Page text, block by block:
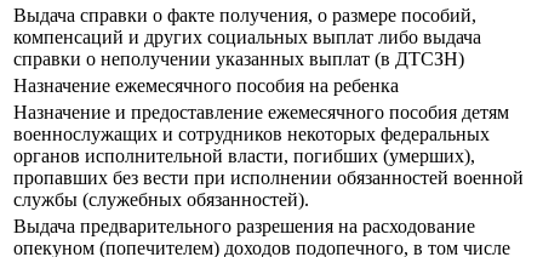
Выдача справки о факте получения, о размере пособий,
компенсаций и других социальных выплат либо выдача
справки о неполучении указанных выплат (в ДТСЗН)
Назначение ежемесячного пособия на ребенка
Назначение и предоставление ежемесячного пособия детям
военнослужащих и сотрудников некоторых федеральных
органов исполнительной власти, погибших (умерших),
пропавших без вести при исполнении обязанностей военной
службы (служебных обязанностей).
Выдача предварительного разрешения на расходование
опекуном (попечителем) доходов подопечного, в том числе